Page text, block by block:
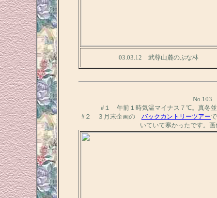
03.03.12 武尊山麓のぶな林
No.103
#１ 午前１時気温マイナス７℃。真冬並
#２ ３月末企画の バックカントリーツアー
いていて寒かったです。